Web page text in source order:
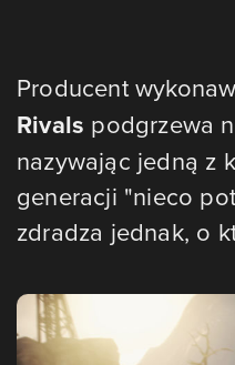
Producent
Rivals podgrzewa
nazywając jedną z
generacji "nieco
zdradza jednak, o